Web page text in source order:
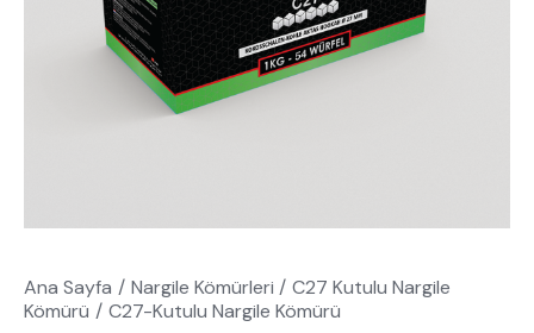
Ana Sayfa Nargile Kömürleri
C27 Kutulu Nargile
Kömürü
C27-Kutulu Nargile Kömürü